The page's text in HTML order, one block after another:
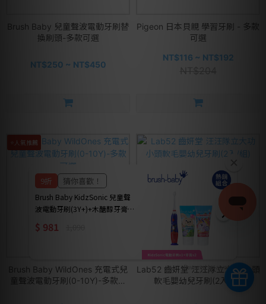
Brush Baby 兒童聲波電動牙刷替
換刷頭-多款可選
NT$250 ~ NT$450
Pigeon 日本貝親 學習牙刷 - 多款
可選
NT$116 ~ NT$192
⭐人氣推薦
Brush Baby WildOnes 充電式兒
童聲波電動牙刷(0-10Y)-多款可
Lab52 齒妍堂 汪汪隊立大功 小頭
軟毛嬰幼兒牙刷(2入/組)
Powered by awoo.ai